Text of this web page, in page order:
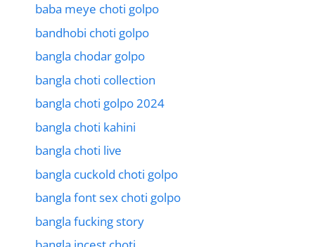
baba meye choti golpo
bandhobi choti golpo
bangla chodar golpo
bangla choti collection
bangla choti golpo 2024
bangla choti kahini
bangla choti live
bangla cuckold choti golpo
bangla font sex choti golpo
bangla fucking story